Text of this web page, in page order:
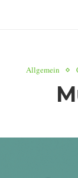
Allgemein